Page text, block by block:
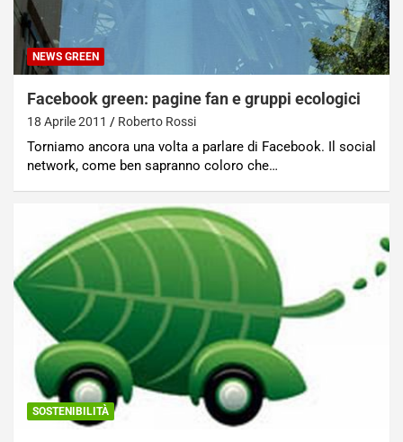
NEWS GREEN
Facebook green: pagine fan e gruppi ecologici
18 Aprile 2011 Roberto Rossi
Torniamo ancora una volta a parlare di Facebook. Il social
network, come ben sapranno coloro che…
SOSTENIBILITÀ